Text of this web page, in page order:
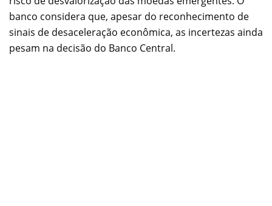
banco considera que, apesar do reconhecimento de
sinais de desaceleração econômica, as incertezas ainda
pesam na decisão do Banco Central.